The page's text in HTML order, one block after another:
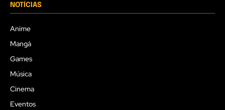
NOTÍCIAS
Anime
Mangá
Games
Música
Cinema
Eventos